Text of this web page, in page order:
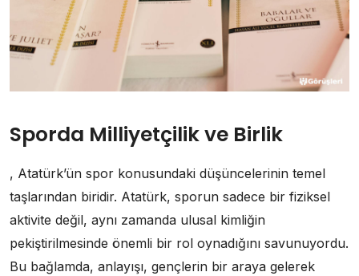
Sporda Milliyetçilik ve Birlik
, Atatürk’ün spor konusundaki düşüncelerinin temel
taşlarından biridir. Atatürk, sporun sadece bir fiziksel
aktivite değil, aynı zamanda ulusal kimliğin
pekiştirilmesinde önemli bir rol oynadığını savunuyordu.
Bu bağlamda, anlayışı, gençlerin bir araya gelerek